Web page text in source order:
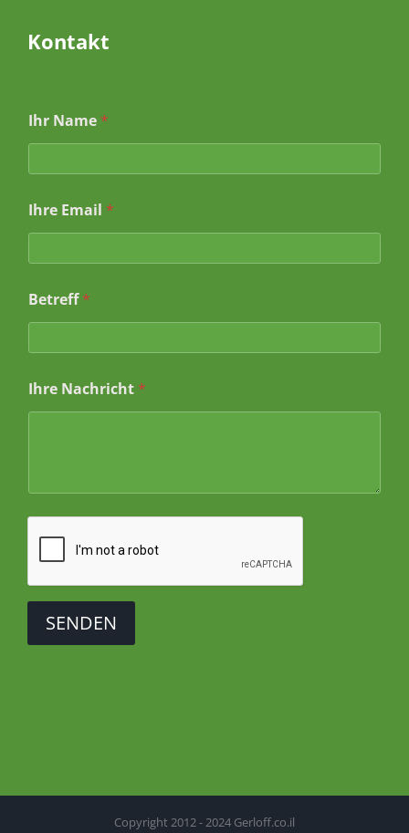
Kontakt
h
r
I
r
B
t
e
Ihr Name *
Ihre Email *
Betreff*
Ihre Nachricht *
SENDEN
Copyright 2012 - 2024 Gerloff.co.il